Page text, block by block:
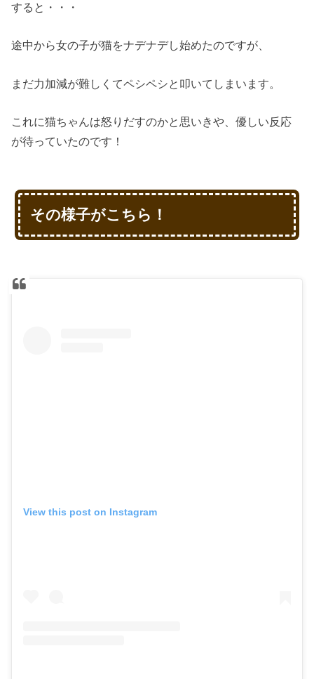
すると・・・
途中から女の子が猫をナデナデし始めたのですが、
まだ力加減が難しくてペシペシと叩いてしまいます。
これに猫ちゃんは怒りだすのかと思いきや、優しい反応
が待っていたのです！
その様子がこちら！
View this post on Instagram